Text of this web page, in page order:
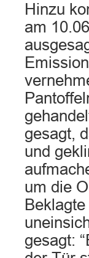
Hinzu
am
gesagt,
und
um die
gesagt: